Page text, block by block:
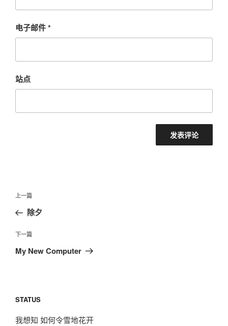
电子邮件*
站点
文
导
航
上
一
文
章
上一篇
除夕
下
一
下一篇
My New Computer
STATUS
我想知 如何令雪地花开